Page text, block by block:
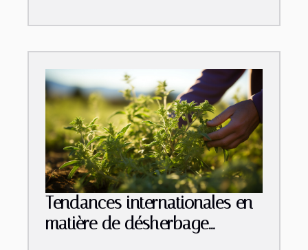
Tendances internationales en
matière de désherbage